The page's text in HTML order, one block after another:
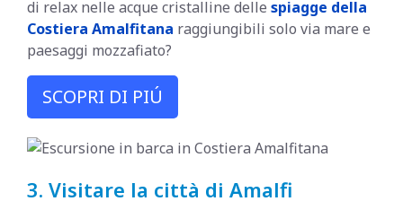
di relax nelle acque cristalline delle spiagge della
Costiera Amalfitana raggiungibili solo via mare e
paesaggi mozzafiato?
SCOPRI DI PIÚ
3. Visitare la città di Amalfi